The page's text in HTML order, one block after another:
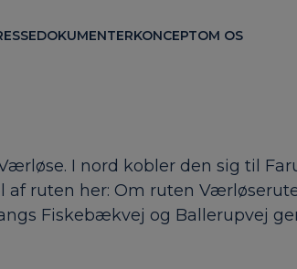
DOKUMENTERKONCEPTOM OS
I nord kobler den sig til
af ruten her: Om ruten
Fiskebækvej og Ballerupvej